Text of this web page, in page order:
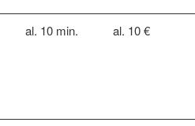
al. 10 min. al. 10 €